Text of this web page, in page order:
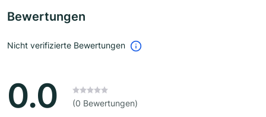
Bewertungen
Nicht verifizierte Bewertungen
0.0 (0 Bewertungen)